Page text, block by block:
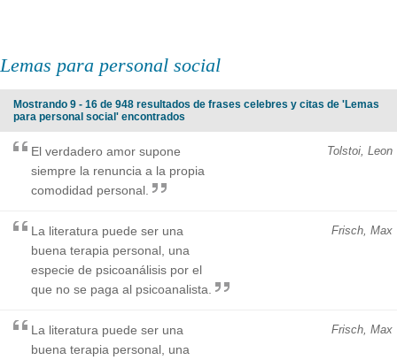
Lemas para personal social
Mostrando 9 - 16 de 948 resultados de frases celebres y citas de 'Lemas
para personal social' encontrados
Tolstoi, Leon
El verdadero amor supone
siempre la renuncia a la propia
comodidad personal.
Frisch, Max
La literatura puede ser una
buena terapia personal, una
especie de psicoanálisis por el
que no se paga al psicoanalista.
Frisch, Max
La literatura puede ser una
buena terapia personal, una